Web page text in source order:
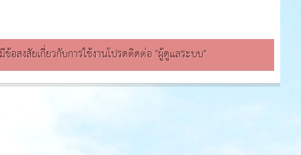
อสงสัยเกี่ยวกับการใช้งานโปรดติดต่อ "ผู้ดูแลระบบ"